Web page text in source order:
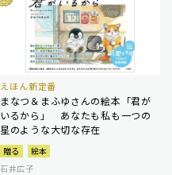
えほん新定番
まなつ＆まふゆさんの絵本「君が
いるから」 あなたも私も一つの
星のような大切な存在
贈る
絵本
石井広子